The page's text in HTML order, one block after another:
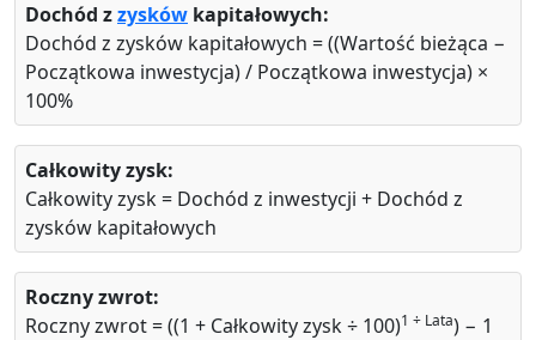
Dochód zzysków kapitałowych:
Dochód z zysków kapitałowych = ((Wartość bieżąca −
Początkowa inwestycja) / Początkowa inwestycja) ×
100%
Całkowity zysk:
Całkowity zysk = Dochód z inwestycji + Dochód z
zysków kapitałowych
Roczny zwrot:
Roczny zwrot = ((1 + Całkowity zysk ÷ 100)1 ÷ Lata) − 1